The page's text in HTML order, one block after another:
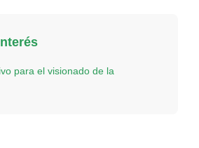
para el visionado de la